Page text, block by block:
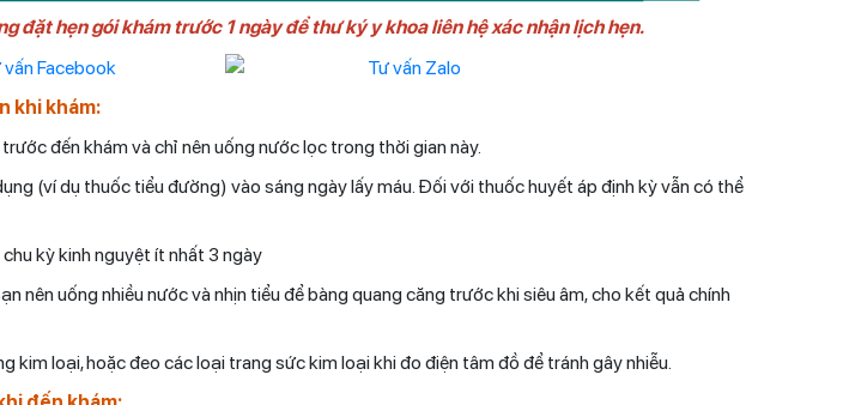
đặt hẹn gói khám trước 1 ngày để thư ký y khoa liên hệ xác nhận lịch hẹn.
khi khám:
đến khám và chỉ nên uống nước lọc trong thời gian này.
(ví dụ thuốc tiểu đường) vào sáng ngày lấy máu. Đối với thuốc huyết áp định kỳ vẫn có thể
kỳ kinh nguyệt ít nhất 3 ngày
nên uống nhiều nước và nhịn tiểu để bàng quang căng trước khi siêu âm, cho kết quả chính
kim loại, hoặc đeo các loại trang sức kim loại khi đo điện tâm đồ để tránh gây nhiễu.